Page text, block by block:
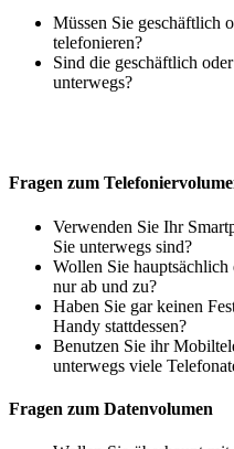
Müssen Sie geschäftlich
telefonieren?
Sind die geschäftlich
unterwegs?
Fragen zum
Verwenden Sie Ihr
Sie unterwegs sind?
Wollen Sie
nur ab und zu?
Haben Sie gar keinen
Handy stattdessen?
Benutzen Sie ihr
unterwegs viele
Fragen zum Datenvolumen